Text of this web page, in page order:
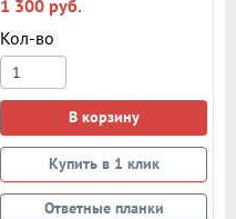
1 300 руб.
Кол-во
В корзину
Купить в 1 клик
Ответные планки